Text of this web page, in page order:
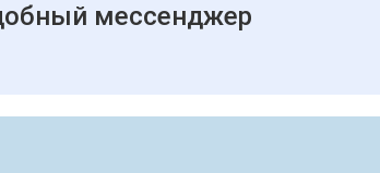
мессенджер